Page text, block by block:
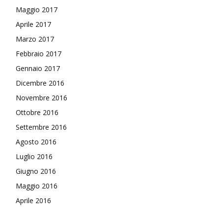
Maggio 2017
Aprile 2017
Marzo 2017
Febbraio 2017
Gennaio 2017
Dicembre 2016
Novembre 2016
Ottobre 2016
Settembre 2016
Agosto 2016
Luglio 2016
Giugno 2016
Maggio 2016
Aprile 2016